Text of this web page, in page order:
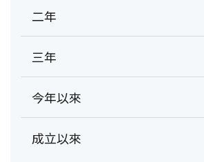
二年
三年
今年以來
成立以來